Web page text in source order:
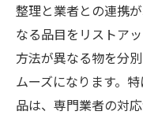
整理と業者との連携
なる品目をリストア
方法が異なる物を分
ムーズになります。
品は、専門業者の対応